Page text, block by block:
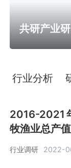
共研产业
行业分析
2016-2021
牧渔业总产
行业调研 2022-